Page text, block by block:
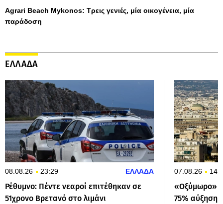
Agrari Beach Mykonos: Τρεις γενιές, μία οικογένεια, μία
παράδοση
ΕΛΛΑΔΑ
08.08.26 23:29 ΕΛΛΑΔΑ
Ρέθυμνο: Πέντε νεαροί επιτέθηκαν σε
51χρονο Βρετανό στο λιμάνι
07.08.26
«Οξύμωρο»
75% αύξηση